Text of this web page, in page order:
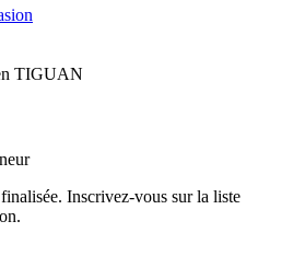
TIGUAN
Inscrivez-vous sur la liste